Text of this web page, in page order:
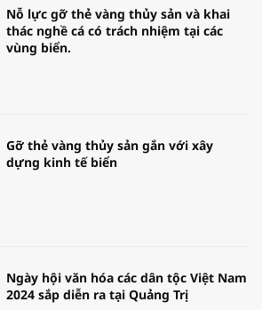
Nỗ lực gỡ thẻ vàng thủy sản và khai
thác nghề cá có trách nhiệm tại các
vùng biển.
Gỡ thẻ vàng thủy sản gắn với xây
dựng kinh tế biển
Ngày hội văn hóa các dân tộc Việt Nam
2024 sắp diễn ra tại Quảng Trị